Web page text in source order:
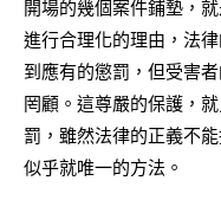
開場的幾個案件鋪墊，
進行合理化的理由，法
到應有的懲罰，但受害
罔顧。這尊嚴的保護，
罰，雖然法律的正義不
似乎就唯一的方法。